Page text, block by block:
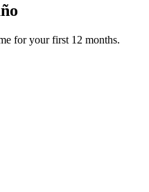
for your first 12 months.